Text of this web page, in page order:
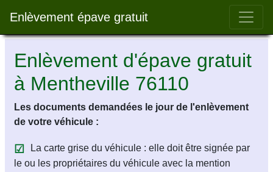
Enlèvement épave gratuit Bar
Enlèvement d'épave gratuit
à Mentheville 76110
Les documents demandées le jour de l'enlèvement
de votre véhicule :
La carte grise du véhicule : elle doit être signée par
le ou les propriétaires du véhicule avec la mention